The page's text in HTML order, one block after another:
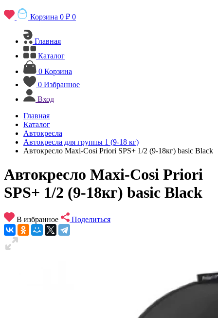
Корзина 0 ₽ 0
Главная
Каталог
0 Корзина
0 Избранное
Вход
Главная
Каталог
Автокресла
Автокресла для группы 1 (9-18 кг)
Автокресло Maxi-Cosi Priori SPS+ 1/2 (9-18кг) basic Black
Автокресло Maxi-Cosi Priori
SPS+ 1/2 (9-18кг) basic Black
В избранное Поделиться